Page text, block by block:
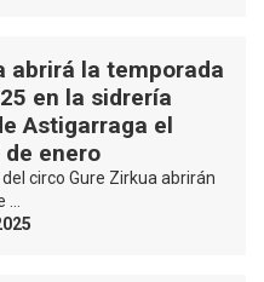
abrirá la temporada
en la sidrería
Astigarraga el
enero
del circo Gure Zirkua abrirán